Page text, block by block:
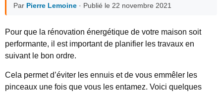
Par Pierre Lemoine · Publié le 22 novembre 2021
Pour que la rénovation énergétique de votre maison soit
performante, il est important de planifier les travaux en
suivant le bon ordre.
Cela permet d’éviter les ennuis et de vous emmêler les
pinceaux une fois que vous les entamez. Voici quelques